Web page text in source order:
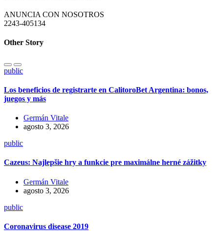
ANUNCIA CON NOSOTROS
2243-405134
Other Story
public
Los beneficios de registrarte en CalitoroBet Argentina: bonos,
juegos y más
Germán Vitale
agosto 3, 2026
public
Cazeus: Najlepšie hry a funkcie pre maximálne herné zážitky
Germán Vitale
agosto 3, 2026
public
Coronavirus disease 2019